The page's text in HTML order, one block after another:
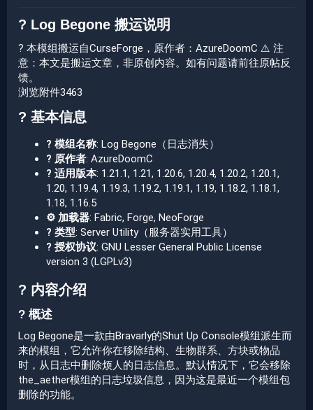
? Log Begone 搬运说明​
? 本模组搬运自CurseForge，原作者：AzureDoomC ⚠️ 注
意：本文是搬运文章，非原创内容。如有问题请前往原帖反
馈。
浏览附件3463
? 基本信息​
? 模组名称: Log Begone（日志消失）
? 原作者: AzureDoomC
? 适用版本: 1.21.1, 1.21, 1.20.6, 1.20.4, 1.20.2, 1.20.1,
1.20, 1.19.4, 1.19.3, 1.19.2, 1.19.1, 1.19, 1.18.2, 1.18.1,
1.18, 1.16.5
⚙️ 加载器: Fabric, Forge, NeoForge
? 类型: Server Utility（服务器实用工具）
? 授权协议: GNU Lesser General Public License
version 3 (LGPLv3)
? 内容介绍​
? 概述​
Log Begone是一款由Bravarly的Shut Up Console模组派生而
来的模组，它允许你在移除结构、生物群系、方块或物品
时，从日志中删除烦人的日志信息。默认情况下，它会移除
the_aether模组的日志垃圾信息，因为这是最近一个模组包
删除的功能。